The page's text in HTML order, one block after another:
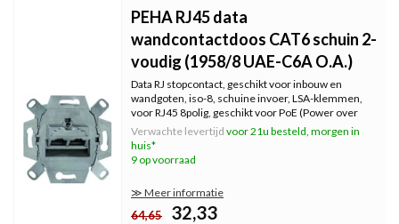
PEHA RJ45 data
wandcontactdoos CAT6 schuin 2-
voudig (1958/8 UAE-C6A O.A.)
Data RJ stopcontact, geschikt voor inbouw en
wandgoten, iso-8, schuine invoer, LSA-klemmen,
voor RJ45 8polig, geschikt voor PoE (Power over
Ethernet), Cat 6a, klasse Ea, 500 MHz.
Verwachte levertijd voor 21u besteld, morgen in
huis*
9 op voorraad
≫ Meer informatie
64,65 32,33